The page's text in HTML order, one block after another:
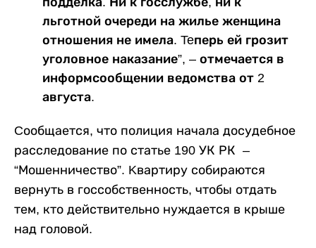
льготной очереди на жилье женщина
отношения не имела. Teперь ей грозит
уголовное наказание”, – отмечается в
информсообщении ведомства от 2
августа.
Cообщается, что полиция начала досудебное
расследование по статье 190 УК РК –
“Мошенничество”. Kвартиру собираются
вернуть в госсобственность, чтобы отдать
тем, кто действительно нуждается в крыше
над головой.